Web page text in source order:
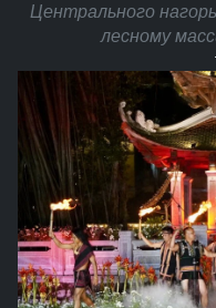
Центрального
лесному